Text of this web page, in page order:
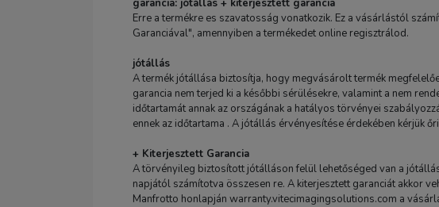
garancia: jótállás + kiterjesztett garancia
Erre a termékre es szavatosság vonatkozik. Ez a vásárlástól
Garanciával", amennyiben a termékedet online regisztrálod.
jótállás
A termék jótállása biztosítja, hogy megvásárolt termék
garancia nem terjed ki a későbbi sérülésekre, valamint a nem
időtartamát annak az országának a hatályos törvényei
ennek az időtartama . A jótállás érvényesítése érdekében kérjük
+ Kiterjesztett Garancia
A törvényileg biztosított jótálláson felül lehetőséged van a
napjától számítotva összesen re. A kiterjesztett garanciát akkor
Manfrotto honlapján warranty.vitecimagingsolutions.com a